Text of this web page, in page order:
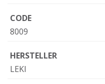
CODE
8009
HERSTELLER
LEKI